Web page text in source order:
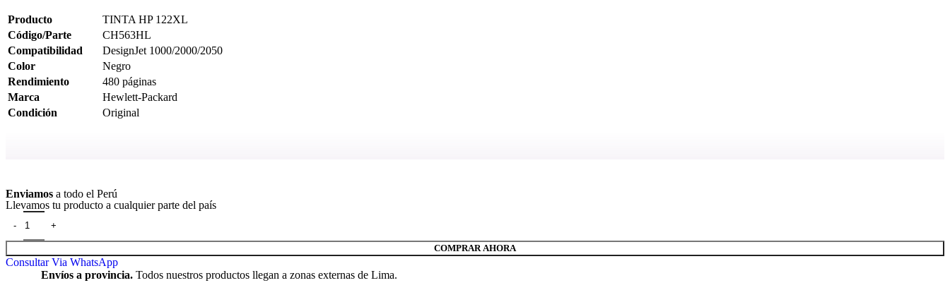
Producto
TINTA HP 122XL
Código/Parte
CH563HL
Compatibilidad
DesignJet 1000/2000/2050
Color
Negro
Rendimiento
480 páginas
Marca
Hewlett-Packard
Condición
Original
Enviamos a todo el Perú
Llevamos tu producto a cualquier parte del país
COMPRAR AHORA
Consultar Via WhatsApp
Envíos a provincia. Todos nuestros productos llegan a zonas externas de Lima.